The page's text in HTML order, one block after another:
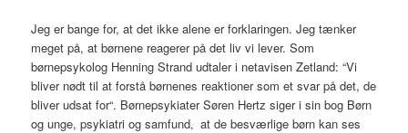
Jeg er bange for, at det ikke alene er forklaringen. Jeg tænker
meget på, at børnene reagerer på det liv vi lever. Som
børnepsykolog Henning Strand udtaler i netavisen Zetland: “Vi
bliver nødt til at forstå børnenes reaktioner som et svar på det, de
bliver udsat for“. Børnepsykiater Søren Hertz siger i sin bog Børn
og unge, psykiatri og samfund, at de besværlige børn kan ses